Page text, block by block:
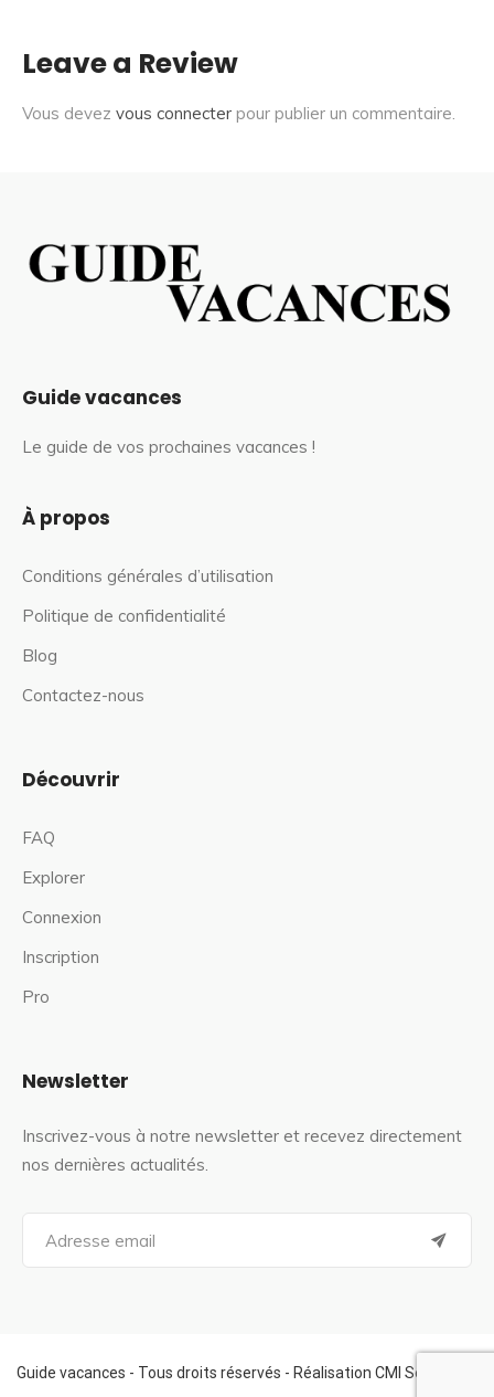
Leave a Review
Vous devez vous connecter pour publier un commentaire.
Guide vacances
Le guide de vos prochaines vacances !
À propos
Conditions générales d’utilisation
Politique de confidentialité
Blog
Contactez-nous
Découvrir
FAQ
Explorer
Connexion
Inscription
Pro
Newsletter
Inscrivez-vous à notre newsletter et recevez directement
nos dernières actualités.
a
f
o
Guide vacances - Tous droits réservés - Réalisation CMI Services